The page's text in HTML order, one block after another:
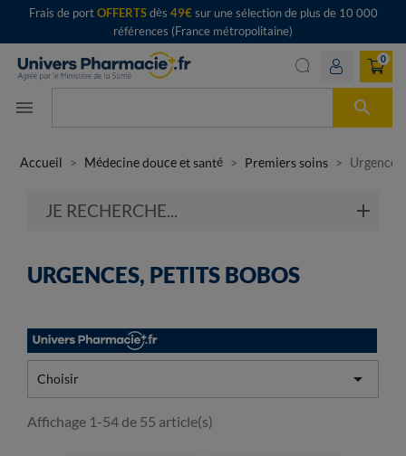
Frais de portOFFERTSdès 49€sur une sélection de plus de 10 000
références (France métropolitaine)
menu 
0
Accueil Médecine douce et santé Premiers soins
JE RECHERCHE...
URGENCES, PETITS BOBOS
Choisir 
Affichage 1-54 de 55 article(s)